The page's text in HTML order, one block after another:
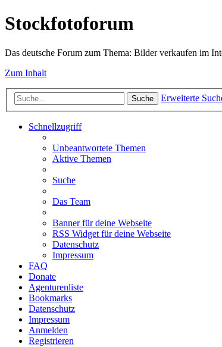
Stockfotoforum
Das deutsche Forum zum Thema: Bilder verkaufen im
Zum Inhalt
Suche Erweiterte
Schnellzugriff
Unbeantwortete Themen
Aktive Themen
Suche
Das Team
Banner für deine Webseite
RSS Widget für deine Webseite
Datenschutz
Impressum
FAQ
Donate
Agenturenliste
Bookmarks
Datenschutz
Impressum
Anmelden
Registrieren